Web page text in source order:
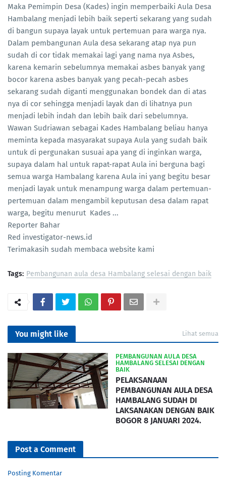
Maka Pemimpin Desa (Kades) ingin memperbaiki Aula Desa
Hambalang menjadi lebih baik seperti sekarang yang sudah
di bangun supaya layak untuk pertemuan para warga nya.
Dalam pembangunan Aula desa sekarang atap nya pun
sudah di cor tidak memakai lagi yang nama nya Asbes,
karena kemarin sebelumnya memakai asbes banyak yang
bocor karena asbes banyak yang pecah-pecah asbes
sekarang sudah diganti menggunakan bondek dan di atas
nya di cor sehingga menjadi layak dan di lihatnya pun
menjadi lebih indah dan lebih baik dari sebelumnya.
Wawan Sudriawan sebagai Kades Hambalang beliau hanya
meminta kepada masyarakat supaya Aula yang sudah baik
untuk di pergunakan susuai apa yang di inginkan warga,
supaya dalam hal untuk rapat-rapat Aula ini berguna bagi
semua warga Hambalang karena Aula ini yang begitu besar
menjadi layak untuk menampung warga dalam pertemuan-
pertemuan dalam mengambil keputusan desa dalam rapat
warga, begitu menurut Kades ...
Reporter Bahar
Red investigator-news.id
Terimakasih sudah membaca website kami
Tags: Pembangunan aula desa Hambalang selesai dengan baik
You might like Lihat semua
PEMBANGUNAN AULA DESA
HAMBALANG SELESAI DENGAN
BAIK
PELAKSANAAN
PEMBANGUNAN AULA DESA
HAMBALANG SUDAH DI
LAKSANAKAN DENGAN BAIK
BOGOR 8 JANUARI 2024.
Post a Comment
Posting Komentar